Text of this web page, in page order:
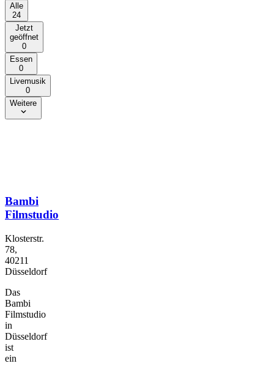
Alle
24
Jetzt
geöffnet
0
Essen
0
Livemusik
0
Weitere
Bambi
Filmstudio
Klosterstr.
78,
40211
Düsseldorf
Das
Bambi
Filmstudio
in
Düsseldorf
ist
ein